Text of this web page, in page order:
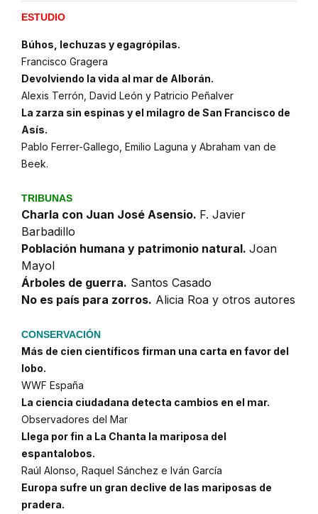
ESTUDIO
Búhos, lechuzas y egagrópilas.
Francisco Gragera
Devolviendo la vida al mar de Alborán.
Alexis Terrón, David León y Patricio Peñalver
La zarza sin espinas y el milagro de San Francisco de
Asís.
Pablo Ferrer-Gallego, Emilio Laguna y Abraham van de
Beek.
TRIBUNAS
Charla con Juan José Asensio. F. Javier
Barbadillo
Población humana y patrimonio natural. Joan
Mayol
Árboles de guerra. Santos Casado
No es país para zorros. Alicia Roa y otros autores
CONSERVACIÓN
Más de cien científicos firman una carta en favor del
lobo.
WWF España
La ciencia ciudadana detecta cambios en el mar.
Observadores del Mar
Llega por fin a La Chanta la mariposa del
espantalobos.
Raúl Alonso, Raquel Sánchez e Iván García
Europa sufre un gran declive de las mariposas de
pradera.